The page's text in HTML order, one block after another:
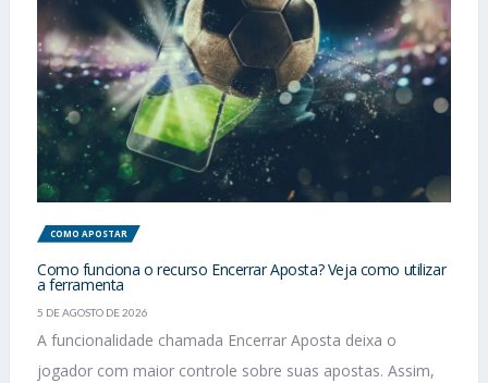
COMO APOSTAR
Como funciona o recurso Encerrar Aposta? Veja como utilizar
a ferramenta
5 DE AGOSTO DE 2026
A funcionalidade chamada Encerrar Aposta deixa o
jogador com maior controle sobre suas apostas. Assim,